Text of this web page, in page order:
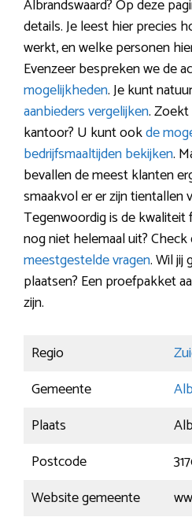
Albrandswaard? Op deze
details. Je leest hier precies
werkt, en welke personen
Evenzeer bespreken we de
mogelijkheden. Je kunt
aanbieders vergelijken.
kantoor? U kunt ookde
bedrijfsmaaltijden bekijken.
bevallen de meest klanten
smaakvol er er zijn tientallen
Tegenwoordig is de
nog niet helemaal uit?
meestgestelde vragen. Wil jij
plaatsen? Een proefpakket
zijn.
Regio
Gemeente
Plaats
Postcode
Website gemeente